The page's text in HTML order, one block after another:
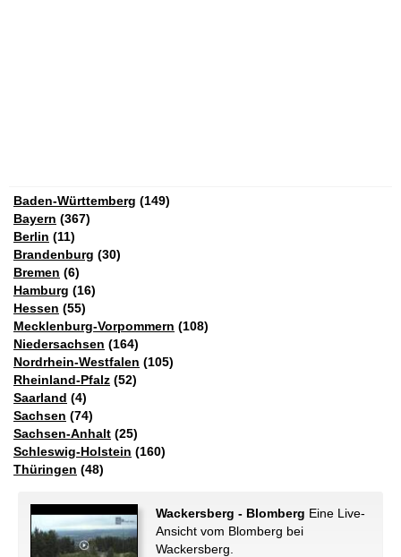
Baden-Württemberg (149)
Bayern (367)
Berlin (11)
Brandenburg (30)
Bremen (6)
Hamburg (16)
Hessen (55)
Mecklenburg-Vorpommern (108)
Niedersachsen (164)
Nordrhein-Westfalen (105)
Rheinland-Pfalz (52)
Saarland (4)
Sachsen (74)
Sachsen-Anhalt (25)
Schleswig-Holstein (160)
Thüringen (48)
Wackersberg - Blomberg Eine Live-
Ansicht vom Blomberg bei
Wackersberg.